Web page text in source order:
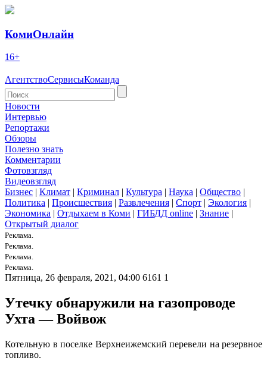
КомиОнлайн
16+
АгентствоСервисыКоманда
Новости
Интервью
Репортажи
Обзоры
Полезно знать
Комментарии
Фотовзгляд
Видеовзгляд
Бизнес | Климат | Криминал | Культура | Наука | Общество |
Политика | Происшествия | Развлечения | Спорт | Экология |
Экономика | Отдыхаем в Коми | ГИБДД online | Знание |
Открытый диалог
Реклама.
Реклама.
Реклама.
Реклама.
Пятница, 26 февраля, 2021, 04:00 6161 1
Утечку обнаружили на газопроводе
Ухта — Войвож
Котельную в поселке Верхнеижемский перевели на резервное
топливо.